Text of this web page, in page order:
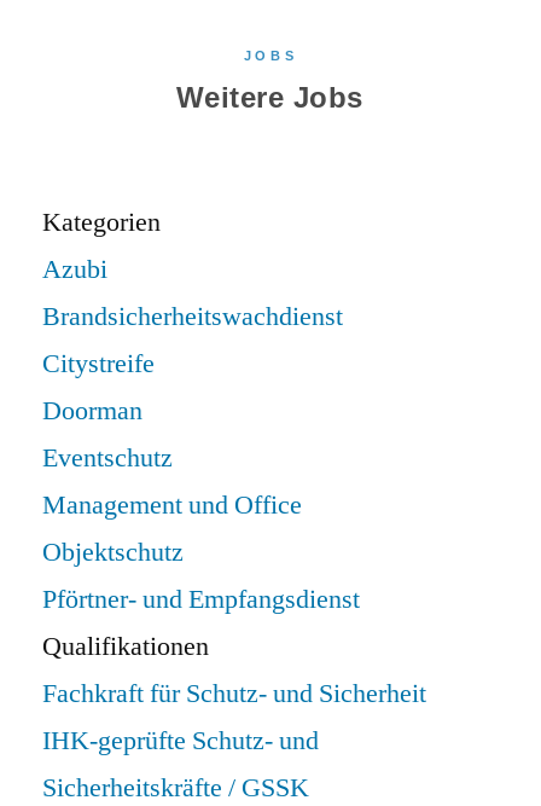
JOBS
Weitere Jobs
Kategorien
Azubi
Brandsicherheitswachdienst
Citystreife
Doorman
Eventschutz
Management und Office
Objektschutz
Pförtner- und Empfangsdienst
Qualifikationen
Fachkraft für Schutz- und Sicherheit
IHK-geprüfte Schutz- und
Sicherheitskräfte / GSSK